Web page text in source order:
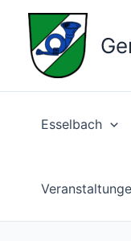
Inhalt
springen
Esselbach